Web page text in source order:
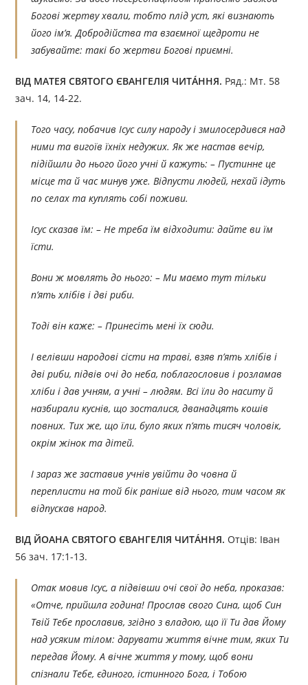
Богові жертву хвали, тобто плід уст, які визнають
його ім’я. Добродійства та взаємної щедроти не
забувайте: такі бо жертви Богові приємні.
ВІД МАТЕЯ СВЯТОГО ЄВАНГЕЛІЯ ЧИТÁННЯ. Ряд.: Мт. 58
зач. 14, 14-22.
Того часу, побачив Ісус силу народу і змилосердився над
ними та вигоїв їхніх недужих. Як же настав вечір,
підійшли до нього його учні й кажуть: – Пустинне це
місце та й час минув уже. Відпусти людей, нехай ідуть
по селах та куплять собі поживи.
Ісус сказав їм: – Не треба їм відходити: дайте ви їм
їсти.
Вони ж мовлять до нього: – Ми маємо тут тільки
п’ять хлібів і дві риби.
Тоді він каже: – Принесіть мені їх сюди.
І велівши народові сісти на траві, взяв п’ять хлібів і
дві риби, підвів очі до неба, поблагословив і розламав
хліби і дав учням, а учні – людям. Всі їли до наситу й
назбирали куснів, що зосталися, дванадцять кошів
повних. Тих же, що їли, було яких п’ять тисяч чоловік,
окрім жінок та дітей.
І зараз же заставив учнів увійти до човна й
переплисти на той бік раніше від нього, тим часом як
відпускав народ.
ВІД ЙОАНА СВЯТОГО ЄВАНГЕЛІЯ ЧИТÁННЯ. Отців: Іван
56 зач. 17:1-13.
Отак мовив Ісус, а підвівши очі свої до неба, проказав:
«Отче, прийшла година! Прослав свого Сина, щоб Син
Твій Тебе прославив, згідно з владою, що її Ти дав Йому
над усяким тілом: дарувати життя вічне тим, яких Ти
передав Йому. А вічне життя у тому, щоб вони
спізнали Тебе, єдиного, істинного Бога, і Тобою